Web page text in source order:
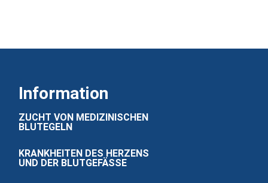
Information
ZUCHT VON MEDIZINISCHEN
BLUTEGELN
KRANKHEITEN DES HERZENS
UND DER BLUTGEFÄSSE